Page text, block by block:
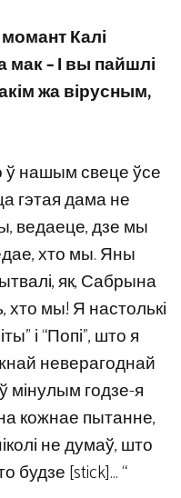
момантКалі
мак– І вы пайшлі
жа вірусным,
ў нашым свеце ўсе
гэтая дама не
ведаеце, дзе мы
хто мы. Яны
як, Сабрына
хто мы! Я настолькі
і “Попі”, што я
неверагоднай
мінулым годзе-я
кожнае пытанне,
не думаў, што
будзе [stick]… “